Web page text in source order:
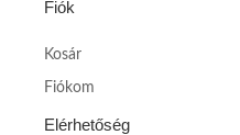
Fiók
Kosár
Fiókom
Elérhetőség